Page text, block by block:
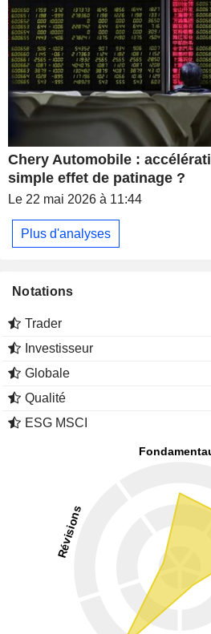
Chery Automobile :
simple effet de patinage ?
Le 22 mai 2026 à 11:44
Plus d'analyses
Notations
Trader
Investisseur
Globale
Qualité
ESG MSCI